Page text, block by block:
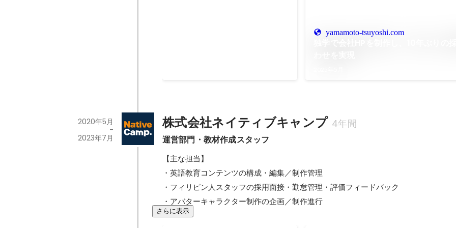
yamamoto-tsuyoshi.com
株式会社ネイティブキャンプ 4年間
運営部門・教材作成スタッフ
2020年5月
-
2023年7月
【主な担当】
・英語教育コンテンツの構成・編集／制作管理
・フィリピン人スタッフの採用面接・勤怠管理・評価フィードバック
・アバターキャラクター制作の企画／制作進行
さらに表示